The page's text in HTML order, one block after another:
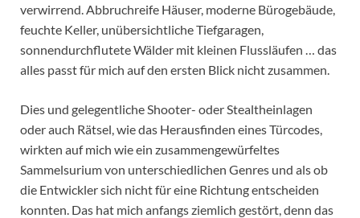
verwirrend. Abbruchreife Häuser, moderne Bürogebäude,
feuchte Keller, unübersichtliche Tiefgaragen,
sonnendurchflutete Wälder mit kleinen Flussläufen … das
alles passt für mich auf den ersten Blick nicht zusammen.
Dies und gelegentliche Shooter- oder Stealtheinlagen
oder auch Rätsel, wie das Herausfinden eines Türcodes,
wirkten auf mich wie ein zusammengewürfeltes
Sammelsurium von unterschiedlichen Genres und als ob
die Entwickler sich nicht für eine Richtung entscheiden
konnten. Das hat mich anfangs ziemlich gestört, denn das